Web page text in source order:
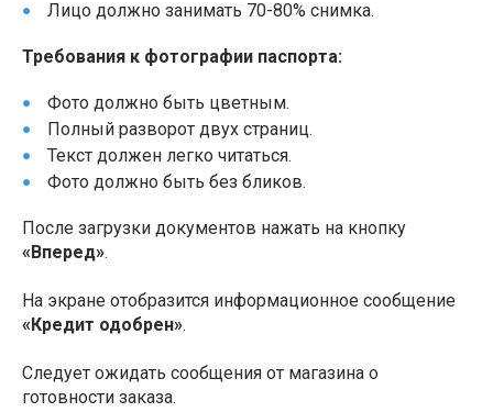
Лицо должно занимать 70-80% снимка.
Требования к фотографии паспорта:
Фото должно быть цветным.
Полный разворот двух страниц.
Текст должен легко читаться.
Фото должно быть без бликов.
После загрузки документов нажать на кнопку
«Вперед».
На экране отобразится информационное сообщение
«Кредит одобрен».
Следует ожидать сообщения от магазина о
готовности заказа.